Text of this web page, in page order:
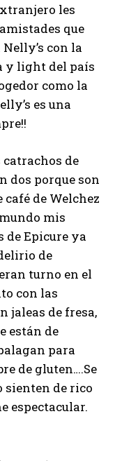
les
que
con la
y light del país
como la
es una
de
dos porque son
de Welchez
mis
de Epicure ya
de
turno en el
con las
jaleas de fresa,
están de
para
de gluten….Se
sienten de rico
espectacular.